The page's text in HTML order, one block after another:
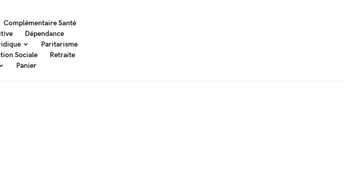
Complémentaire Santé
Dépendance
Paritarisme
Sociale
Retraite
Panier